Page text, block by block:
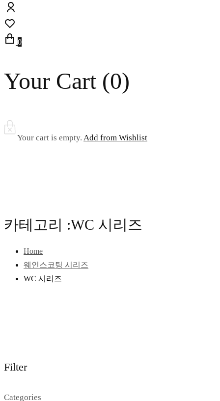
0
Your Cart (0)
Your cart is empty. Add from Wishlist
카테고리 :WC 시리즈
Home
웨인스코팅 시리즈
WC 시리즈
Filter
Categories